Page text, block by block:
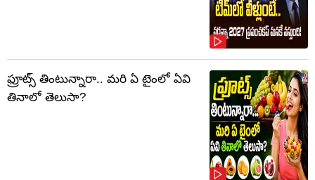
ఫ్రూట్స్‌ తింటున్నారా.. మరి ఏ టైంలో ఏవి
తినాలో తెలుసా?